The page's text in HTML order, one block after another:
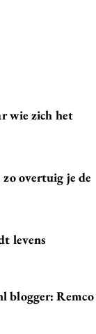
wie zich het
overtuig je de
levens
blogger: Remco